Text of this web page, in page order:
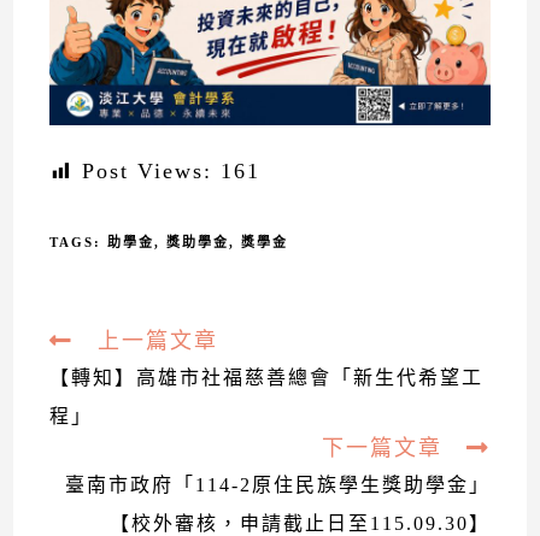
Post Views: 161
TAGS:助學金, 獎助學金, 獎學金
Read
more
articles
上一篇文章
【轉知】高雄市社福慈善總會「新生代希望工
程」
下一篇文章
臺南市政府「114-2原住民族學生獎助學金」
【校外審核，申請截止日至115.09.30】